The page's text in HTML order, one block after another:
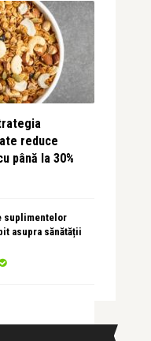
reduce
până la 30%
suplimentelor
asupra sănătății